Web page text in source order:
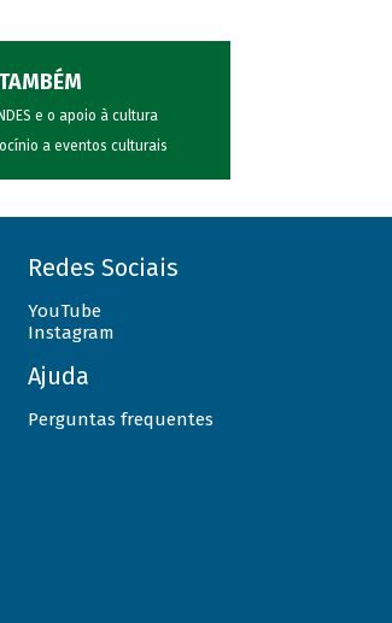
e o apoio à cultura
a eventos culturais
Redes Sociais
YouTube
Instagram
Ajuda
Perguntas frequentes